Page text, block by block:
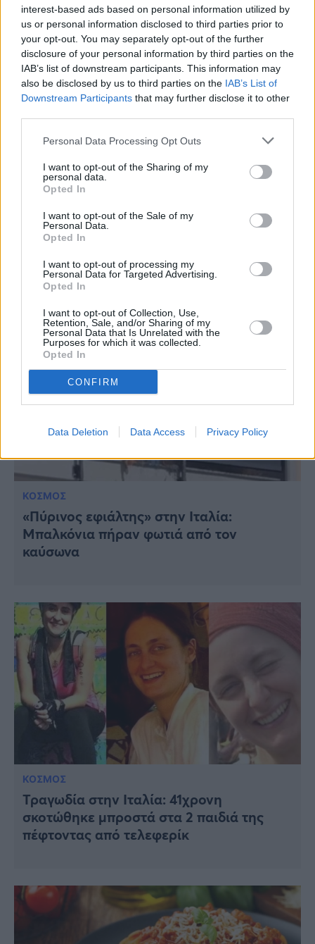
interest-based ads based on personal information utilized by
us or personal information disclosed to third parties prior to
your opt-out. You may separately opt-out of the further
disclosure of your personal information by third parties on the
IAB’s list of downstream participants. This information may
also be disclosed by us to third parties on the IAB’s List of
Downstream Participants that may further disclose it to other
Personal Data Processing Opt Outs
I want to opt-out of the Sharing of my
personal data.
Opted In
I want to opt-out of the Sale of my
Personal Data.
Opted In
I want to opt-out of processing my
Personal Data for Targeted Advertising.
Opted In
I want to opt-out of Collection, Use,
Retention, Sale, and/or Sharing of my
Personal Data that Is Unrelated with the
Purposes for which it was collected.
Opted In
CONFIRM
Data Deletion Data Access Privacy Policy
ΕΠΙΚΑΙΡΟΤΗΤΑ
Δεν αναγνωρίζει τη γυναίκα του: Πρώτη
«αυστραλιανή γρίπη»
ΚΟΣΜΟΣ
«Πύρινος εφιάλτης» στην Ιταλία:
Μπαλκόνια πήραν φωτιά από τον
καύσωνα
ΚΟΣΜΟΣ
Τραγωδία στην Ιταλία: 41χρονη
σκοτώθηκε μπροστά στα 2 παιδιά της
πέφτοντας από τελεφερίκ